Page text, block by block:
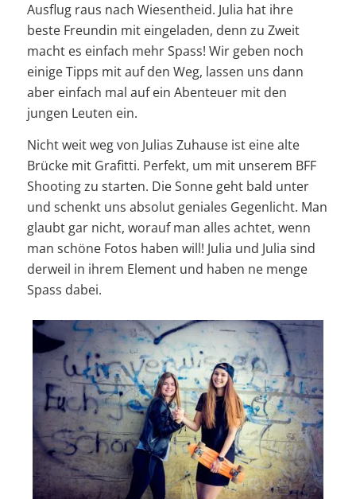
Ausflug raus nach Wiesentheid. Julia hat ihre
beste Freundin mit eingeladen, denn zu Zweit
macht es einfach mehr Spass! Wir geben noch
einige Tipps mit auf den Weg, lassen uns dann
aber einfach mal auf ein Abenteuer mit den
jungen Leuten ein.
Nicht weit weg von Julias Zuhause ist eine alte
Brücke mit Grafitti. Perfekt, um mit unserem BFF
Shooting zu starten. Die Sonne geht bald unter
und schenkt uns absolut geniales Gegenlicht. Man
glaubt gar nicht, worauf man alles achtet, wenn
man schöne Fotos haben will! Julia und Julia sind
derweil in ihrem Element und haben ne menge
Spass dabei.